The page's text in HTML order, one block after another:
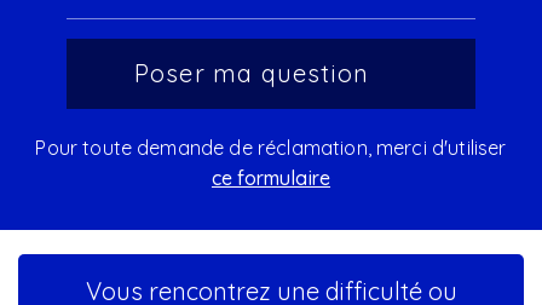
Pour toute demande de réclamation, merci d'utiliser
ce formulaire
Vous rencontrez une difficulté ou